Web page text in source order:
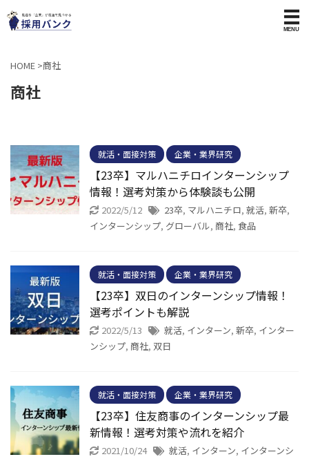
HOME >商社
商社
就活・面接対策 企業・業界研究
【23卒】マルハニチロインターンシップ
情報！選考対策から体験談も公開
2022/5/12 23卒, マルハニチロ, 就活, 新卒,
インターンシップ, グローバル, 商社, 食品
就活・面接対策 企業・業界研究
【23卒】双日のインターンシップ情報！
選考ポイントも解説
2022/5/13 就活, インターン, 新卒, インター
ンシップ, 商社, 双日
就活・面接対策 企業・業界研究
【23卒】住友商事のインターンシップ最
新情報！選考対策や流れを紹介
2021/10/24 就活, インターン, インターンシ